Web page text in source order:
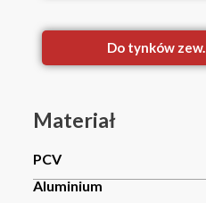
Do tynków zew.
Materiał
PCV
Aluminium